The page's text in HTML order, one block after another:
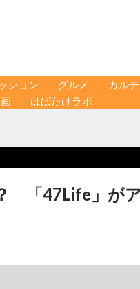
ション グルメ カル
はばたけラボ
「47Life」が